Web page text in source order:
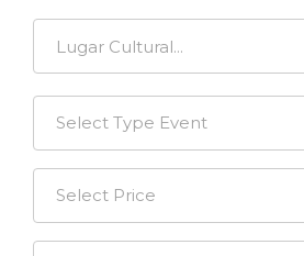
Select Type Event
Select Price